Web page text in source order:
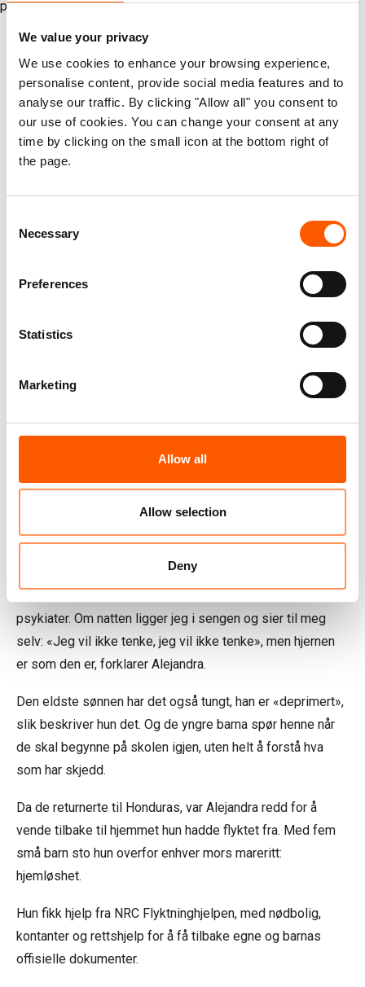
We value your privacy
We use cookies to enhance your browsing experience,
personalise content, provide social media features and to
analyse our traffic. By clicking "Allow all" you consent to
our use of cookies. You can change your consent at any
time by clicking on the small icon at the bottom right of
the page.
Selection
Necessary
Preferences
Statistics
Marketing
Allow all
Allow selection
Deny
på helt nytt igjen, men på grunn av frykten.
Å gjenoppbygge et liv mellom depresjon og
Alejandra og barna hennes bor nå i en by som ligger langt
Mens hun stryker minstemann over håret, lister hun opp
helseproblemene hun har utviklet og viser frem
medisinene hun må ta for å håndtere sorgen og traumene
psykiater. Om natten ligger jeg i sengen og sier til meg
selv: «Jeg vil ikke tenke, jeg vil ikke tenke», men hjernen
er som den er, forklarer Alejandra.
Den eldste sønnen har det også tungt, han er «deprimert»,
slik beskriver hun det. Og de yngre barna spør henne når
de skal begynne på skolen igjen, uten helt å forstå hva
som har skjedd.
Da de returnerte til Honduras, var Alejandra redd for å
vende tilbake til hjemmet hun hadde flyktet fra. Med fem
små barn sto hun overfor enhver mors mareritt:
hjemløshet.
Hun fikk hjelp fra NRC Flyktninghjelpen, med nødbolig,
kontanter og rettshjelp for å få tilbake egne og barnas
offisielle dokumenter.